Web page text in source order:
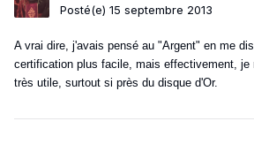
Posté(e) 15 septembre 2013
A vrai dire, j'avais pensé au "Argent" en me
certification plus facile, mais effectivement, je
très utile, surtout si près du disque d'Or.